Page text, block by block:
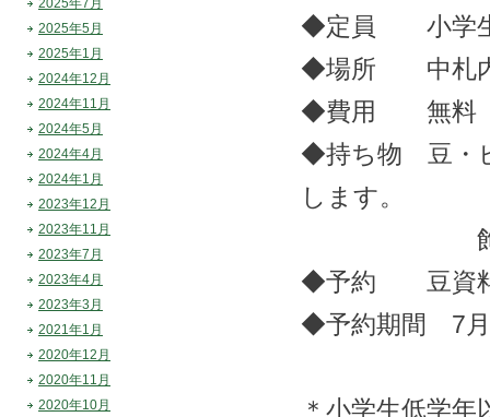
◆定員 小学
◆場所 中札内
◆費用 無料
◆持ち物 豆・
します。
飾りたい
◆予約 豆資料
◆予約期間 7月
＊小学生低学
2025年7月
2025年5月
2025年1月
2024年12月
2024年11月
2024年5月
2024年4月
2024年1月
2023年12月
2023年11月
2023年7月
2023年4月
2023年3月
2021年1月
2020年12月
2020年11月
2020年10月